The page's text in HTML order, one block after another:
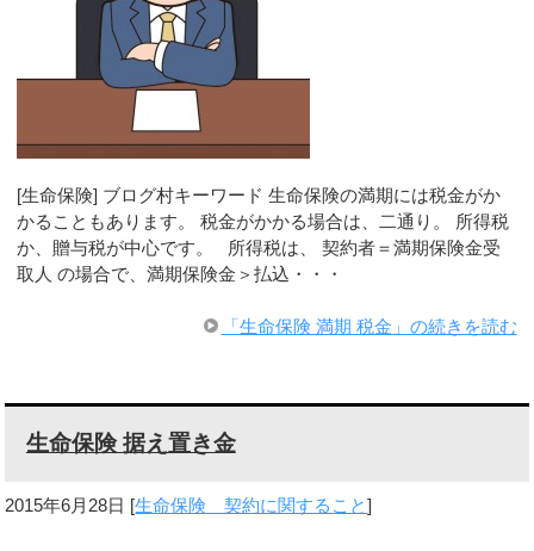
[生命保険] ブログ村キーワード 生命保険の満期には税金がか
かることもあります。 税金がかかる場合は、二通り。 所得税
か、贈与税が中心です。 所得税は、 契約者＝満期保険金受
取人 の場合で、満期保険金＞払込・・・
「生命保険 満期 税金」の続きを読む
生命保険 据え置き金
2015年6月28日 [生命保険 契約に関すること]